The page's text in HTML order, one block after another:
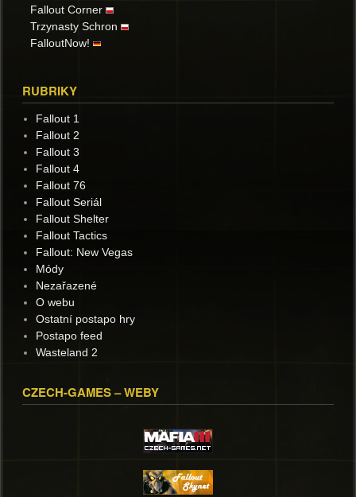
Fallout Corner
Trzynasty Schron
FalloutNow!
RUBRIKY
Fallout 1
Fallout 2
Fallout 3
Fallout 4
Fallout 76
Fallout Seriál
Fallout Shelter
Fallout Tactics
Fallout: New Vegas
Módy
Nezařazené
O webu
Ostatní postapo hry
Postapo feed
Wasteland 2
CZECH-GAMES – WEBY